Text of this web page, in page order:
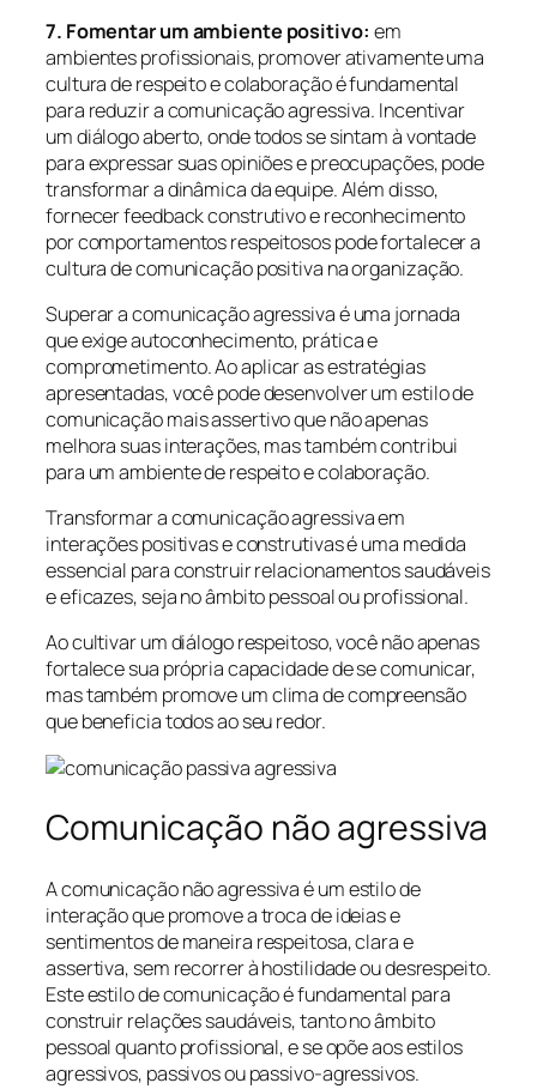
7. Fomentar um ambiente positivo: em
ambientes profissionais, promover ativamente uma
cultura de respeito e colaboração é fundamental
para reduzir a comunicação agressiva. Incentivar
um diálogo aberto, onde todos se sintam à vontade
para expressar suas opiniões e preocupações, pode
transformar a dinâmica da equipe. Além disso,
fornecer feedback construtivo e reconhecimento
por comportamentos respeitosos pode fortalecer a
cultura de comunicação positiva na organização.
Superar a comunicação agressiva é uma jornada
que exige autoconhecimento, prática e
comprometimento. Ao aplicar as estratégias
apresentadas, você pode desenvolver um estilo de
comunicação mais assertivo que não apenas
melhora suas interações, mas também contribui
para um ambiente de respeito e colaboração.
Transformar a comunicação agressiva em
interações positivas e construtivas é uma medida
essencial para construir relacionamentos saudáveis
e eficazes, seja no âmbito pessoal ou profissional.
Ao cultivar um diálogo respeitoso, você não apenas
fortalece sua própria capacidade de se comunicar,
mas também promove um clima de compreensão
que beneficia todos ao seu redor.
Comunicação não agressiva
A comunicação não agressiva é um estilo de
interação que promove a troca de ideias e
sentimentos de maneira respeitosa, clara e
assertiva, sem recorrer à hostilidade ou desrespeito.
Este estilo de comunicação é fundamental para
construir relações saudáveis, tanto no âmbito
pessoal quanto profissional, e se opõe aos estilos
agressivos, passivos ou passivo-agressivos.